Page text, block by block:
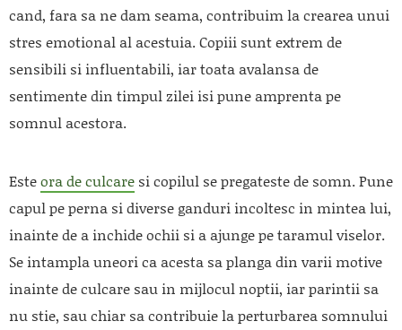
cand, fara sa ne dam seama, contribuim la crearea unui
stres emotional al acestuia. Copiii sunt extrem de
sensibili si influentabili, iar toata avalansa de
sentimente din timpul zilei isi pune amprenta pe
somnul acestora.
Esteora de culcare si copilul se pregateste de somn. Pune
capul pe perna si diverse ganduri incoltesc in mintea lui,
inainte de a inchide ochii si a ajunge pe taramul viselor.
Se intampla uneori ca acesta sa planga din varii motive
inainte de culcare sau in mijlocul noptii, iar parintii sa
nu stie, sau chiar sa contribuie la perturbarea somnului